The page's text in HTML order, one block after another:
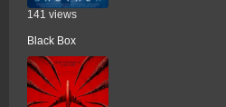
141 views
Black Box